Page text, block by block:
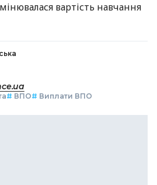
вартість навчання
# ВПО# Виплати ВПО